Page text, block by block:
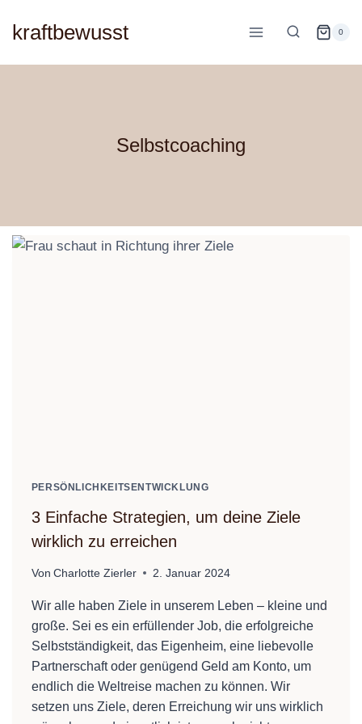
Inhalt
kraftbewusst 0
Selbstcoaching
PERSÖNLICHKEITSENTWICKLUNG
3 Einfache Strategien, um deine Ziele
wirklich zu erreichen
Von Charlotte Zierler 2. Januar 2024
Wir alle haben Ziele in unserem Leben – kleine und
große. Sei es ein erfüllender Job, die erfolgreiche
Selbstständigkeit, das Eigenheim, eine liebevolle
Partnerschaft oder genügend Geld am Konto, um
endlich die Weltreise machen zu können. Wir
setzen uns Ziele, deren Erreichung wir uns wirklich